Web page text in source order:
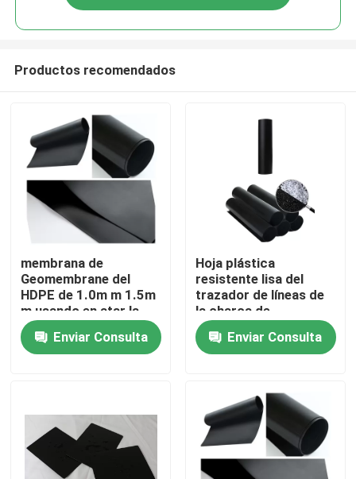
Sobre nosotros
Contactos
Productos recomendados
membrana de
Geomembrane del
HDPE de 1.0m m 1.5m
m usando en atar la
prevención de la
filtraciónEnviar Consulta
Hoja plástica
resistente lisa del
trazador de líneas de
la charca de
Geomembrane del
HDPE para la
explotación minera
Enviar Consulta